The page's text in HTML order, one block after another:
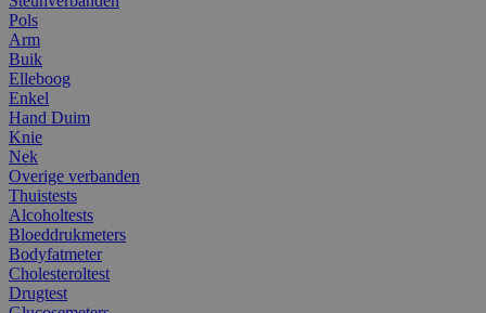
Pols
Arm
Buik
Elleboog
Enkel
Hand Duim
Knie
Nek
Overige verbanden
Thuistests
Alcoholtests
Bloeddrukmeters
Bodyfatmeter
Cholesteroltest
Drugtest